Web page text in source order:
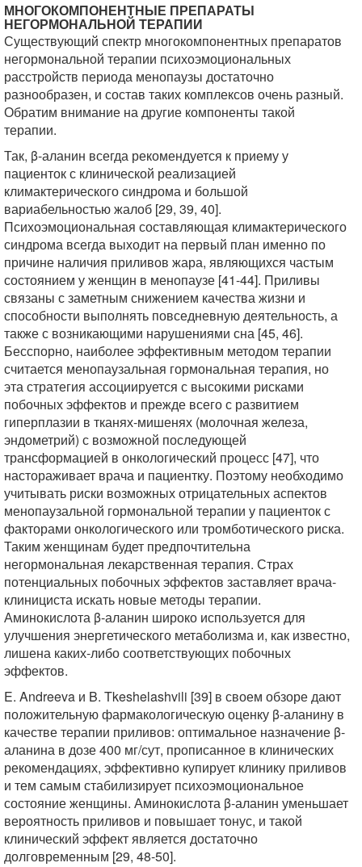
МНОГОКОМПОНЕНТНЫЕ ПРЕПАРАТЫ
НЕГОРМОНАЛЬНОЙ ТЕРАПИИ
Существующий спектр многокомпонентных препаратов
негормональной терапии психоэмоциональных
расстройств периода менопаузы достаточно
разнообразен, и состав таких комплексов очень разный.
Обратим внимание на другие компоненты такой
терапии.
Так, β-аланин всегда рекомендуется к приему у
пациенток с клинической реализацией
климактерического синдрома и большой
вариабельностью жалоб [29, 39, 40].
Психоэмоциональная составляющая климактерического
синдрома всегда выходит на первый план именно по
причине наличия приливов жара, являющихся частым
состоянием у женщин в менопаузе [41-44]. Приливы
связаны с заметным снижением качества жизни и
способности выполнять повседневную деятельность, а
также с возникающими нарушениями сна [45, 46].
Бесспорно, наиболее эффективным методом терапии
считается менопаузальная гормональная терапия, но
эта стратегия ассоциируется с высокими рисками
побочных эффектов и прежде всего с развитием
гиперплазии в тканях-мишенях (молочная железа,
эндометрий) с возможной последующей
трансформацией в онкологический процесс [47], что
настораживает врача и пациентку. Поэтому необходимо
учитывать риски возможных отрицательных аспектов
менопаузальной гормональной терапии у пациенток с
факторами онкологического или тромботического риска.
Таким женщинам будет предпочтительна
негормональная лекарственная терапия. Страх
потенциальных побочных эффектов заставляет врача-
клинициста искать новые методы терапии.
Аминокислота β-аланин широко используется для
улучшения энергетического метаболизма и, как известно,
лишена каких-либо соответствующих побочных
эффектов.
E. Andreeva и B. Tkeshelashvili [39] в своем обзоре дают
положительную фармакологическую оценку β-аланину в
качестве терапии приливов: оптимальное назначение β-
аланина в дозе 400 мг/сут, прописанное в клинических
рекомендациях, эффективно купирует клинику приливов
и тем самым стабилизирует психоэмоциональное
состояние женщины. Аминокислота β-аланин уменьшает
вероятность приливов и повышает тонус, и такой
клинический эффект является достаточно
долговременным [29, 48-50].